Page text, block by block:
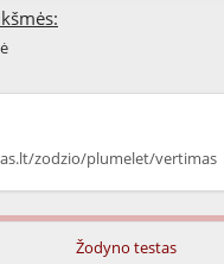
zodzio/plumelet/vertimas
Žodyno testas